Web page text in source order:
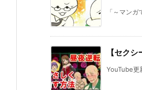
「～マン
【セク
YouTube更